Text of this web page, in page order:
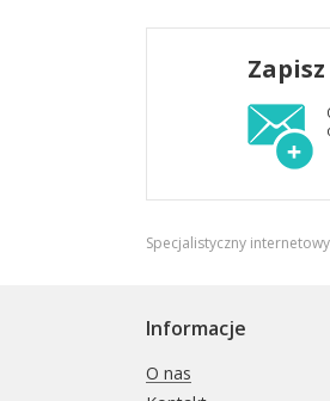
Specjalistyczny
Informacje
O nas